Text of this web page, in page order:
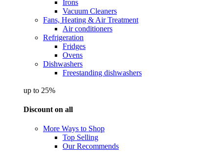
Irons
Vacuum Cleaners
Fans, Heating & Air Treatment
Air conditioners
Refrigeration
Fridges
Ovens
Dishwashers
Freestanding dishwashers
up to 25%
Discount on all
More Ways to Shop
Top Selling
Our Recommends